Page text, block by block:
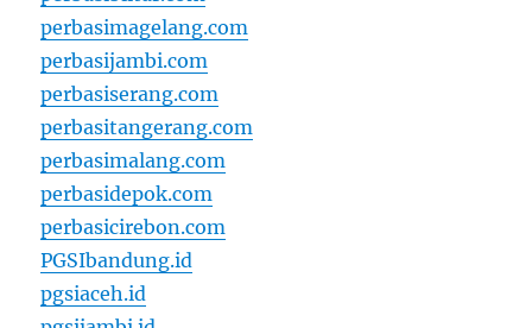
perbasimagelang.com
perbasijambi.com
perbasiserang.com
perbasitangerang.com
perbasimalang.com
perbasidepok.com
perbasicirebon.com
PGSIbandung.id
pgsiaceh.id